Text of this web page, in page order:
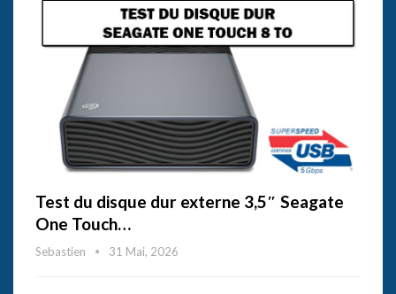
Test du disque dur externe 3,5″ Seagate
One Touch…
Sebastien 31 Mai, 2026